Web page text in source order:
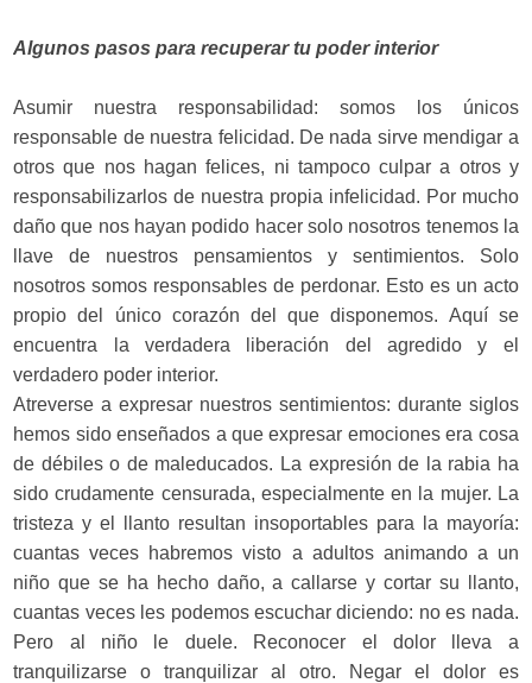
Algunos pasos para recuperar tu poder interior
Asumir nuestra responsabilidad: somos los únicos
responsable de nuestra felicidad. De nada sirve mendigar a
otros que nos hagan felices, ni tampoco culpar a otros y
responsabilizarlos de nuestra propia infelicidad. Por mucho
daño que nos hayan podido hacer solo nosotros tenemos la
llave de nuestros pensamientos y sentimientos. Solo
nosotros somos responsables de perdonar. Esto es un acto
propio del único corazón del que disponemos. Aquí se
encuentra la verdadera liberación del agredido y el
verdadero poder interior.
Atreverse a expresar nuestros sentimientos: durante siglos
hemos sido enseñados a que expresar emociones era cosa
de débiles o de maleducados. La expresión de la rabia ha
sido crudamente censurada, especialmente en la mujer. La
tristeza y el llanto resultan insoportables para la mayoría:
cuantas veces habremos visto a adultos animando a un
niño que se ha hecho daño, a callarse y cortar su llanto,
cuantas veces les podemos escuchar diciendo: no es nada.
Pero al niño le duele. Reconocer el dolor lleva a
tranquilizarse o tranquilizar al otro. Negar el dolor es